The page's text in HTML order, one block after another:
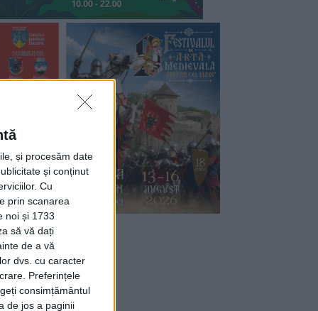
și procesăm date
și conținut
Cu
prin scanarea
noi și 1733
să vă dați
de a vă
dvs. cu caracter
Preferințele
consimțământul
de jos a paginii